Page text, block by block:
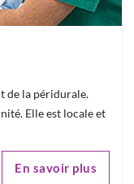
de la péridurale.
Elle est locale et
En savoir plus